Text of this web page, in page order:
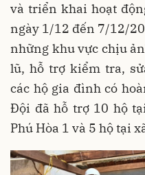
và triển khai hoạt
ngày 1/12 đến 7/12/
những khu vực chịu
lũ, hỗ trợ kiểm tra,
các hộ gia đình có
Đội đã hỗ trợ 10 hộ
Phú Hòa 1 và 5 hộ tại